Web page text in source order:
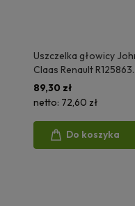
Uszczelka głowicy
Claas Renault R125863
6005012889 R59448
89,30 zł
netto: 72,60 zł
Do koszyka